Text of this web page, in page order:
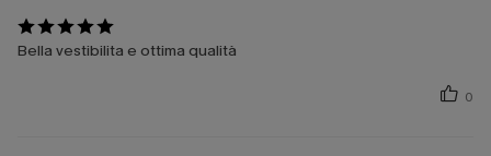
Bella vestibilita e ottima qualità
0